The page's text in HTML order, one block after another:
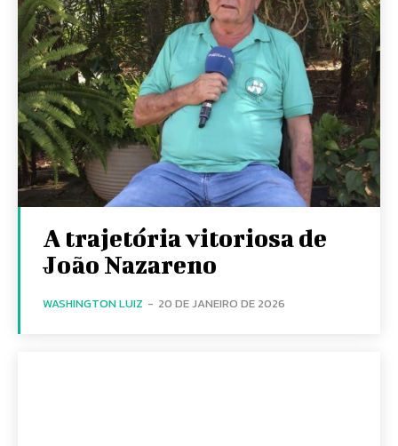
A trajetória vitoriosa de
João Nazareno
WASHINGTON LUIZ - 20 DE JANEIRO DE 2026